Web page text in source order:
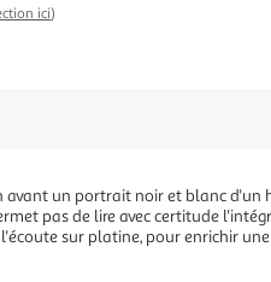
ici)
avant un portrait noir et blanc d'un
pas de lire avec certitude
sur platine, pour enrichir une